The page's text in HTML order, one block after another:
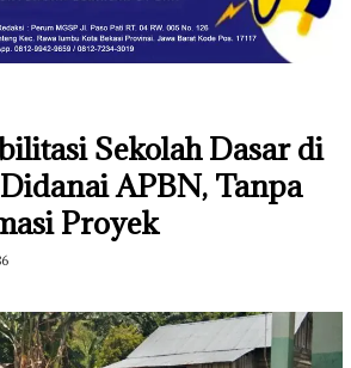
Sekolah Dasar di
APBN, Tanpa
Proyek